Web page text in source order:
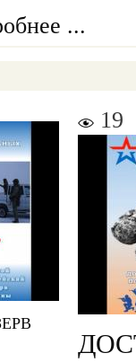
...
19